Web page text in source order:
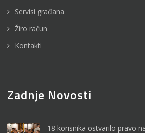
Servisi građana
Žiro račun
Kontakti
Zadnje Novosti
18 korisnika ostvarilo pravo